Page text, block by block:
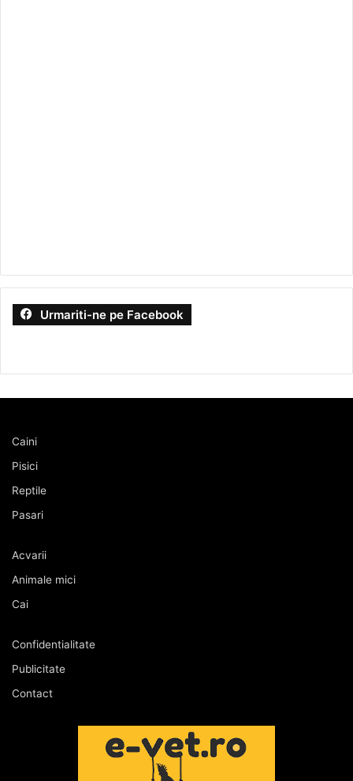
Urmariti-ne pe Facebook
Caini
Pisici
Reptile
Pasari
Acvarii
Animale mici
Cai
Confidentialitate
Publicitate
Contact